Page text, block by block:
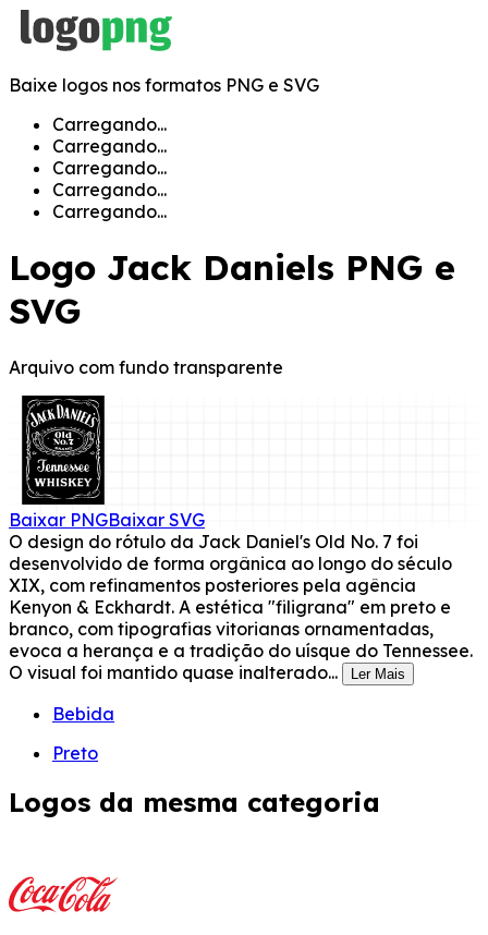
Baixe logos nos formatos PNG e SVG
Carregando...
Carregando...
Carregando...
Carregando...
Carregando...
Logo Jack Daniels PNG e
SVG
Arquivo com fundo transparente
Baixar PNGBaixar SVG
O design do rótulo da Jack Daniel's Old No. 7 foi
desenvolvido de forma orgânica ao longo do século
XIX, com refinamentos posteriores pela agência
Kenyon & Eckhardt. A estética "filigrana" em preto e
branco, com tipografias vitorianas ornamentadas,
evoca a herança e a tradição do uísque do Tennessee.
O visual foi mantido quase inalterado...
Ler Mais
Bebida
Preto
Logos da mesma categoria